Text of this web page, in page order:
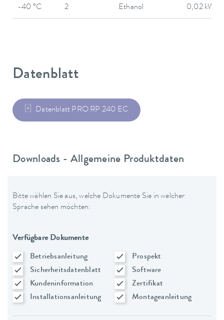
-40 °C 2 Ethanol 0,02 kW
Datenblatt
Datenblatt PRO RP 240 EC
Downloads - Allgemeine Produktdaten
Bitte wählen Sie aus, welche Dokumente Sie in welcher
Sprache sehen möchten:
Verfügbare Dokumente
Betriebsanleitung
Prospekt
Sicherheitsdatenblatt
Software
Kundeninformation
Zertifikat
Installationsanleitung
Montageanleitung